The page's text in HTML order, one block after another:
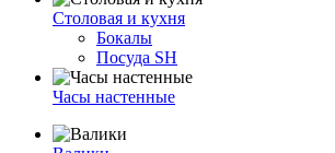
Столовая и кухня
Бокалы
Посуда SH
Часы настенные